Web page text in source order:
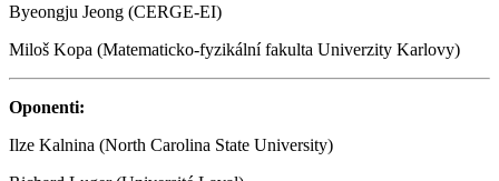
Byeongju Jeong (CERGE-EI)
Miloš Kopa (Matematicko-fyzikální fakulta Univerzity Karlovy)
Oponenti:
Ilze Kalnina (North Carolina State University)